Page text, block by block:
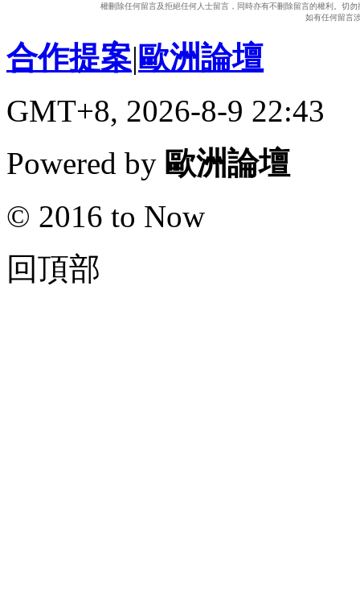
權刪除任何留言及拒絕任何人士留言，同時亦有不刪除留言的權利。切
如有任何留言
合作提案|歐洲論壇
GMT+8, 2026-8-9 22:43
Powered by 歐洲論壇
© 2016 to Now
回頂部